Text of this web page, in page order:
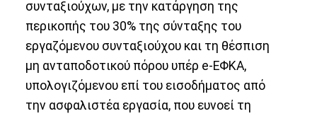
συνταξιούχων, με την κατάργηση της
περικοπής του 30% της σύνταξης του
εργαζόμενου συνταξιούχου και τη θέσπιση
μη ανταποδοτικού πόρου υπέρ e-ΕΦΚΑ,
υπολογιζόμενου επί του εισοδήματος από
την ασφαλιστέα εργασία, που ευνοεί τη